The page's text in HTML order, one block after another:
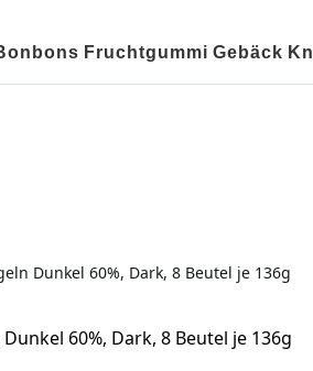
Fruchtgummi Gebäck
Dunkel 60%, Dark, 8 Beutel je 136g